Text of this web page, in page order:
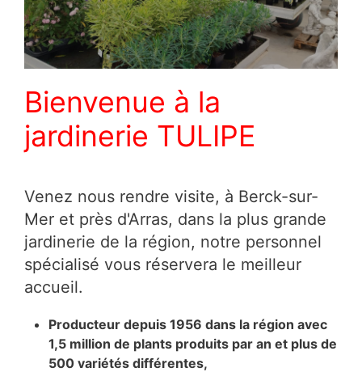
Bienvenue à la
jardinerie TULIPE
Venez nous rendre visite, à Berck-sur-
Mer et près d'Arras, dans la plus grande
jardinerie de la région, notre personnel
spécialisé vous réservera le meilleur
accueil.
Producteur depuis 1956 dans la région avec
1,5 million de plants produits par an et plus de
500 variétés différentes,